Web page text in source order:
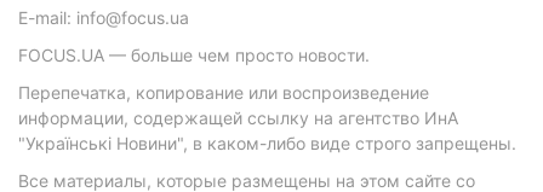
E-mail: info@focus.ua
FOCUS.UA — больше чем просто новости.
Перепечатка, копирование или воспроизведение
информации, содержащей ссылку на агентство ИнА
"Українські Новини", в каком-либо виде строго запрещены.
Все материалы, которые размещены на этом сайте со